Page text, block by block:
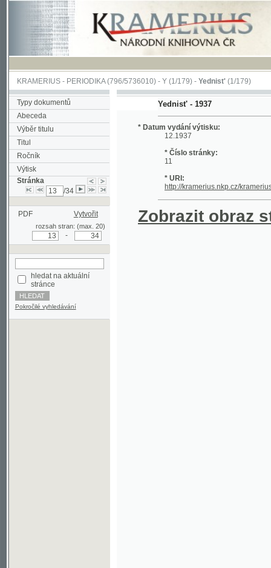
KRAMERIUS-PERIODIKA(796/5736010) -Y(1/179) -Yednist'(1/179)
Typy dokumentů
Abeceda
Výběr titulu
Titul
Ročník
Výtisk
Stránka
PDF Vytvořit
rozsah stran: (max. 20)
stránce
Pokročilé vyhledávání
Yednist' - 1937
* Datum vydání výtisku:
12.1937
* Číslo stránky:
* URI:
Zobrazit obraz